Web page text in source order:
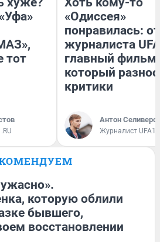
тот
«Одиссея»
понравилась:
журналиста
главный фильм
который
критики
Антон
Журналист
которую облили
бывшего,
восстановлении